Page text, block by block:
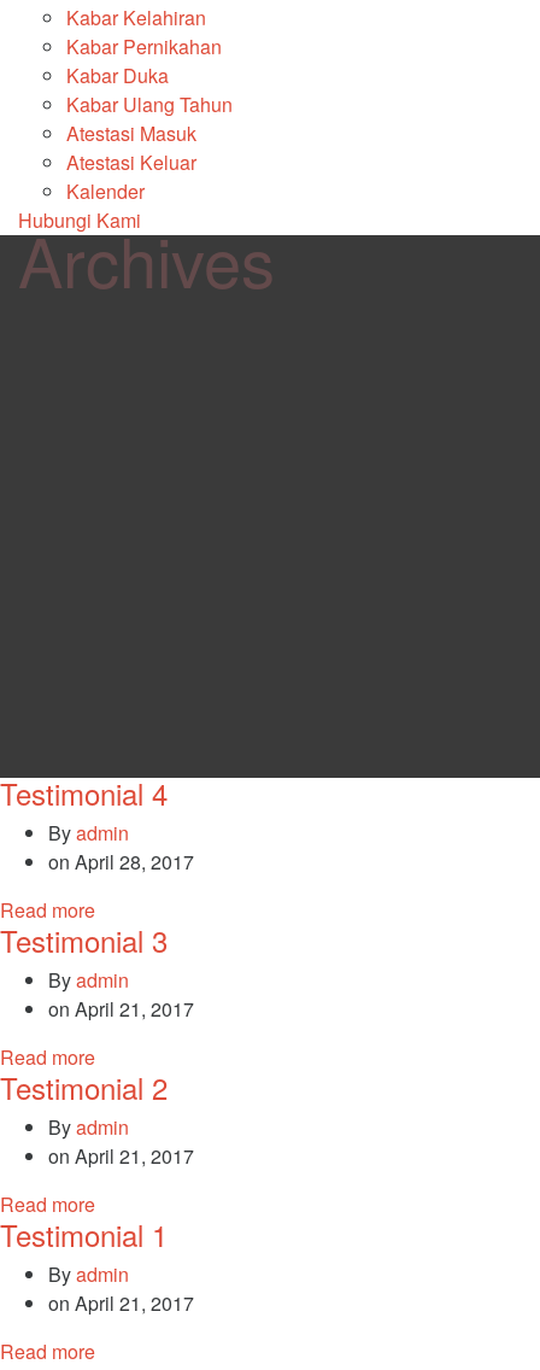
Kabar Kelahiran
Kabar Pernikahan
Kabar Duka
Kabar Ulang Tahun
Atestasi Masuk
Atestasi Keluar
Kalender
Hubungi Kami
Archives
Testimonial 4
Byadmin
on April 28, 2017
Read more
Testimonial 3
Byadmin
on April 21, 2017
Read more
Testimonial 2
Byadmin
on April 21, 2017
Read more
Testimonial 1
Byadmin
on April 21, 2017
Read more